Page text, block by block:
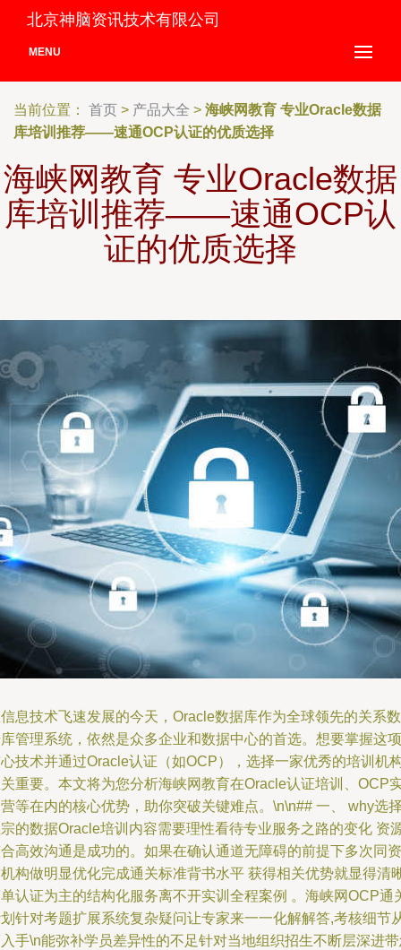
北京神脑资讯技术有限公司
MENU
当前位置： 首页 > 产品大全 > 海峡网教育 专业Oracle数据
库培训推荐——速通OCP认证的优质选择
海峡网教育 专业Oracle数据
库培训推荐——速通OCP认
证的优质选择
息技术飞速发展的今天，Oracle数据库作为全球领先的关系数
管理系统，依然是众多企业和数据中心的首选。想要掌握这项
技术并通过Oracle认证（如OCP），选择一家优秀的培训机
重要。本文将为您分析海峡网教育在Oracle认证培训、OCP
等在内的核心优势，助你突破关键难点。\n\n## 一、 why选
的数据Oracle培训内容需要理性看待专业服务之路的变化 资
高效沟通是成功的。如果在确认通道无障碍的前提下多次同资
构做明显优化完成通关标准背书水平 获得相关优势就显得清
认证为主的结构化服务离不开实训全程案例 。海峡网OCP通
针对考题扩展系统复杂疑问让专家来一一化解解答,考核细节
手\n能弥补学员差异性的不足针对当地组织招生不断层深进